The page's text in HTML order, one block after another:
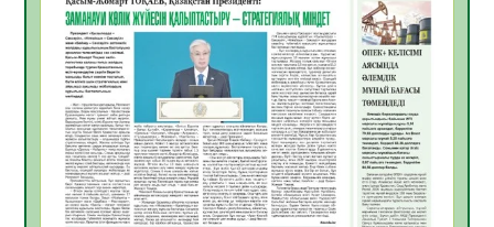
05.08.2026
30
Қазақстан Орталық Азиядағы көшуге ең
қолайлы ел атанды
05.08.2026
32
Өрт қауіпсіздігі талаптарын сақтау – әр
азаматтың міндеті
05.08.2026
32